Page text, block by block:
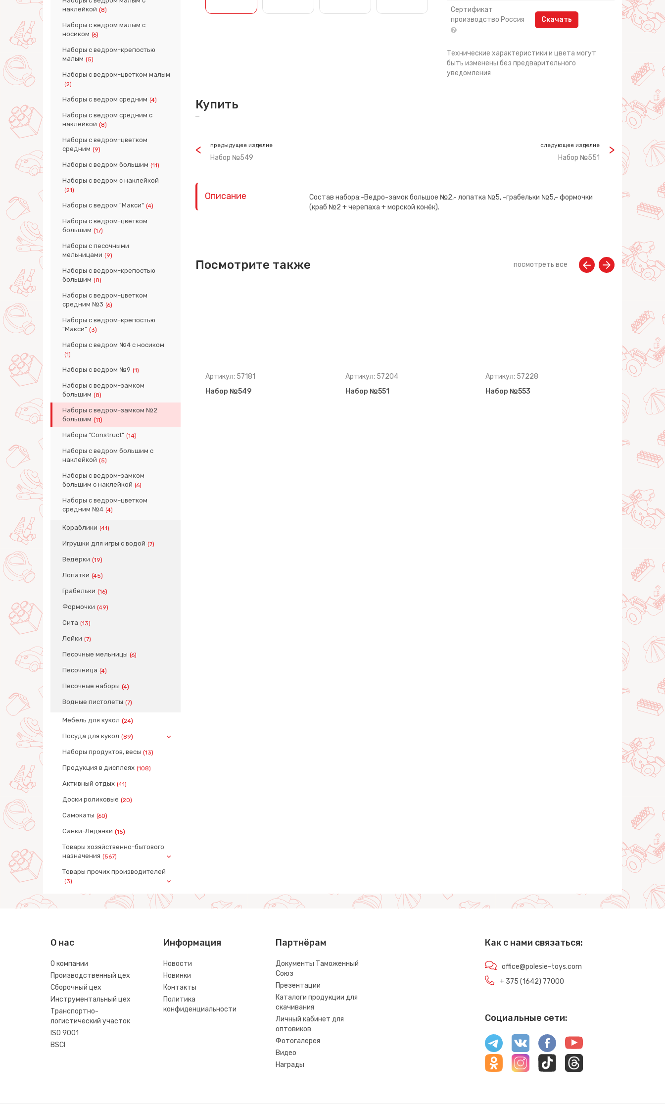
наклейкой (8)
Наборы с ведром малым с
носиком (6)
Наборы с ведром-крепостью
малым (5)
Наборы с ведром-цветком малым
(2)
Наборы с ведром средним (4)
Наборы с ведром средним с
наклейкой (8)
Наборы с ведром-цветком
средним (9)
Наборы с ведром большим (11)
Наборы с ведром с наклейкой
(21)
Наборы с ведром "Макси" (4)
Наборы с ведром-цветком
большим (17)
Наборы с песочными
мельницами (9)
Наборы с ведром-крепостью
большим (8)
Наборы с ведром-цветком
средним №3 (6)
Наборы с ведром-крепостью
"Макси" (3)
Наборы с ведром №4 с носиком
(1)
Наборы с ведром №9 (1)
Наборы с ведром-замком
большим (8)
Наборы с ведром-замком №2
большим (11)
Наборы "Construct" (14)
Наборы с ведром большим с
наклейкой (5)
Наборы с ведром-замком
большим с наклейкой (6)
Наборы с ведром-цветком
средним №4 (4)
Кораблики (41)
Игрушки для игры с водой (7)
Ведёрки (19)
Лопатки (45)
Грабельки (16)
Формочки (49)
Сита (13)
Лейки (7)
Песочные мельницы (6)
Песочница (4)
Песочные наборы (4)
Водные пистолеты (7)
Мебель для кукол (24)
Посуда для кукол (89)
Наборы продуктов, весы (13)
Продукция в дисплеях (108)
Активный отдых (41)
Доски роликовые (20)
Самокаты (60)
Санки-Ледянки (15)
Товары хозяйственно-бытового
назначения (567)
Товары прочих производителей
(3)
Сертификат
производство Россия
Скачать
Технические характеристики и цвета могут
быть изменены без предварительного
уведомления
Купить
предыдущее изделие
Набор №549
следующее изделие
Набор №551
Описание
Состав набора:-Ведро-замок большое №2,- лопатка №5, -грабельки №5,- формочки
(краб №2 + черепаха + морской конёк).
Посмотрите также посмотреть все
Набор №695: ведро-замок
большое №2, ситечко-
крепость большо…
Артикул: 57181
Набор №549
Артикул: 57204
Набор №551
Артикул: 57228
Набор №553
Артикул:
Набор
О нас
О компании
Производственный цех
Сборочный цех
Инструментальный цех
Транспортно-
логистический участок
ISO 9001
BSCI
Информация
Новости
Новинки
Контакты
Политика
конфиденциальности
Партнёрам
Документы Таможенный
Союз
Презентации
Каталоги продукции для
скачивания
Личный кабинет для
оптовиков
Фотогалерея
Видео
Награды
Как с нами связаться:
office@polesie-toys.com
+ 375 (1642) 77000
Социальные сети: